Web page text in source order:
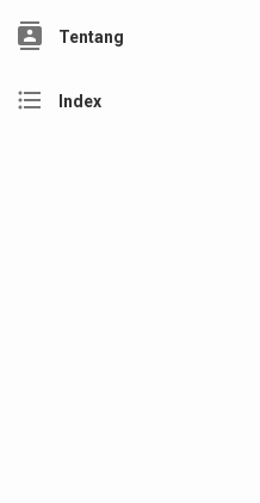
contacts Tentang
format_list_bulleted Index